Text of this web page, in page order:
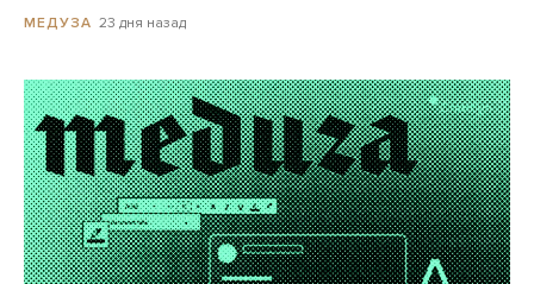
МЕДУЗА 23 дня назад